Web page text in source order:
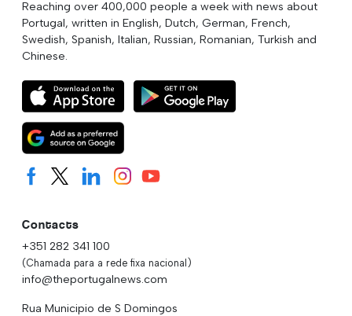
Reaching over 400,000 people a week with news about
Portugal, written in English, Dutch, German, French,
Swedish, Spanish, Italian, Russian, Romanian, Turkish and
Chinese.
Contacts
+351 282 341 100
(Chamada para a rede fixa nacional)
info@theportugalnews.com
Rua Municipio de S Domingos